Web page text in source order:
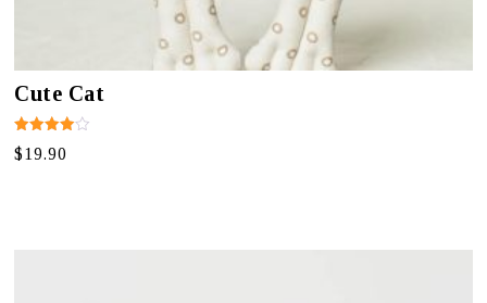
Cute Cat
Gewaardeerd
4.00
$19.90